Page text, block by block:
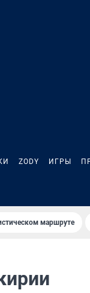
ZODY ИГРЫ
маршруте